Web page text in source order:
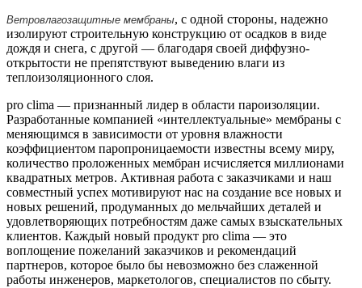
Ветровлагозащитные мембраны, с одной стороны, надежно
изолируют строительную конструкцию от осадков в виде
дождя и снега, с другой — благодаря своей диффузно-
открытости не препятствуют выведению влаги из
теплоизоляционного слоя.
pro clima — признанный лидер в области пароизоляции.
Разработанные компанией «интеллектуальные» мембраны с
меняющимся в зависимости от уровня влажности
коэффициентом паропроницаемости известны всему миру,
количество проложенных мембран исчисляется миллионами
квадратных метров. Активная работа с заказчиками и наш
совместный успех мотивируют нас на создание все новых и
новых решений, продуманных до мельчайших деталей и
удовлетворяющих потребностям даже самых взыскательных
клиентов. Каждый новый продукт pro clima — это
воплощение пожеланий заказчиков и рекомендаций
партнеров, которое было бы невозможно без слаженной
работы инженеров, маркетологов, специалистов по сбыту.